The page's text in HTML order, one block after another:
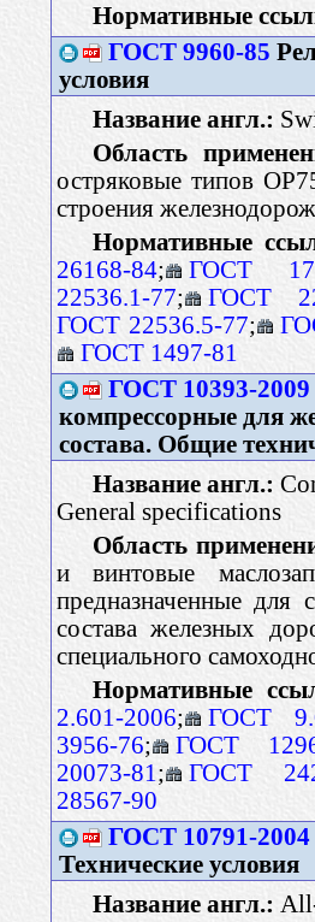
Нормативные
ГОСТ 9960-85
условия
Название англ.:
Область
остряковые типов
строения
Нормативные
26168-84;
ГОСТ
22536.1-77;
ГОСТ
ГОСТ 22536.5-77;
ГОСТ 1497-81
ГОСТ 10393-2009
компрессорные для
состава. Общие
Название англ.:
General specifications
Область
и винтовые
предназначенные для
состава железных
специального
Нормативные
2.601-2006;
ГОСТ
3956-76;
ГОСТ
20073-81 ;
ГОСТ
28567-90
ГОСТ 10791-2004
Технические условия
Название англ.: